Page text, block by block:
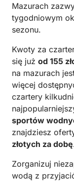
Mazurach
tygodniowym
sezonu.
Kwoty za
się już od 155
na mazurach
więcej
czartery
sportów
znajdziesz
złotych za dobę
Zorganizuj
wodą z